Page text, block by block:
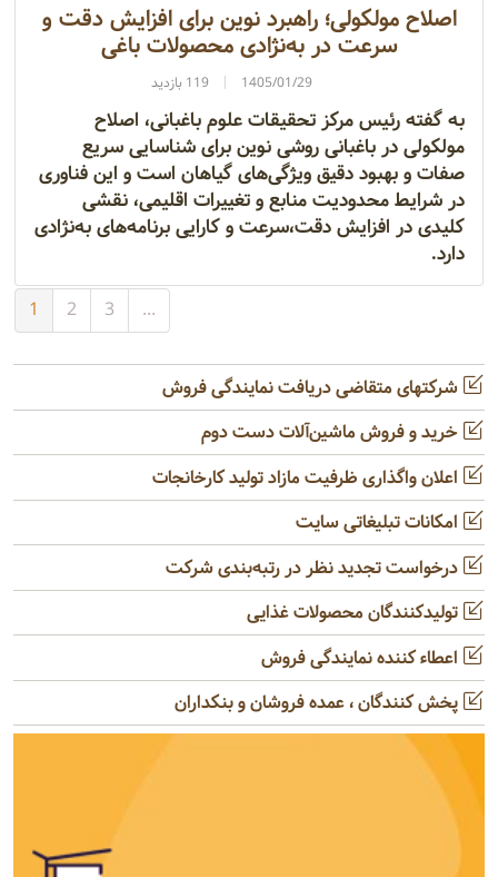
اصلاح مولکولی؛ راهبرد نوین برای افزایش دقت و
سرعت در به‌نژادی محصولات باغی
1405/01/29 119 بازدید
به گفته رئیس مرکز تحقیقات علوم باغبانی، اصلاح
مولکولی در باغبانی روشی نوین برای شناسایی سریع
صفات و بهبود دقیق ویژگی‌های گیاهان است و این فناوری
در شرایط محدودیت منابع و تغییرات اقلیمی، نقشی
کلیدی در افزایش دقت،سرعت و کارایی برنامه‌های به‌نژادی
دارد.
1 2 3 ...
شرکتهای متقاضی دریافت نمایندگی فروش
خرید و فروش ماشین‌آلات دست دوم
اعلان واگذاری ظرفیت مازاد تولید کارخانجات
امکانات تبلیغاتی سایت
درخواست تجدید نظر در رتبه‌بندی شرکت
تولیدکنندگان محصولات غذایی
اعطاء کننده نمایندگی فروش
پخش کنندگان ، عمده فروشان و بنکداران